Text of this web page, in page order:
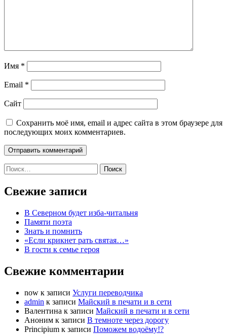
Имя *
Email *
Сайт
Сохранить моё имя, email и адрес сайта в этом браузере для
последующих моих комментариев.
Найти:
Свежие записи
В Северном будет изба-читальня
Памяти поэта
Знать и помнить
«Если крикнет рать святая…»
В гости к семье героя
Свежие комментарии
now к записи Услуги переводчика
admin к записи Майский в печати и в сети
Валентина к записи Майский в печати и в сети
Аноним к записи В темноте через дорогу
Principium к записи Поможем водоёму!?